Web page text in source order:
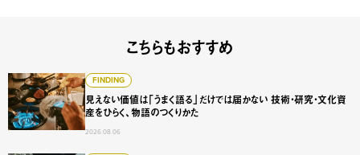
こちらもおすすめ
FINDING
見えない価値は「うまく語る」だけでは届かない 技術・研究・文化資
産をひらく、物語のつくりかた
2026.08.06
見えない価値は「うまく語る」だけでは届かない 技術・研